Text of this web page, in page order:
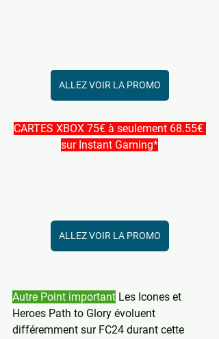
ALLEZ VOIR LA PROMO
CARTES XBOX 75€ à seulement 68.55€
sur Instant Gaming*
ALLEZ VOIR LA PROMO
Autre Point important Les Icones et
Heroes Path to Glory évoluent
différemment sur FC24 durant cette